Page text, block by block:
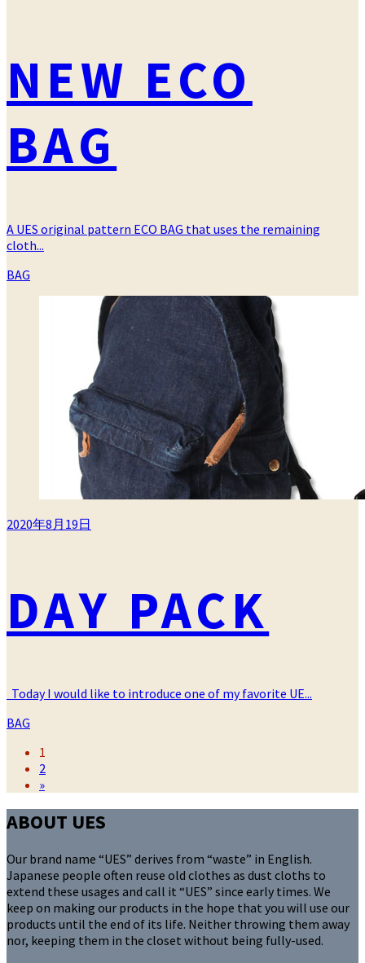
NEW ECO
BAG
A UES original pattern ECO BAG that uses the remaining
cloth...
カ
BAG
2020年8月19日
DAY PACK
Today I would like to introduce one of my favorite UE...
カ
ー
BAG
の
ペ
ー
ジ
送
り
1
2
»
ABOUT UES
Our brand name “UES” derives from “waste” in English.
Japanese people often reuse old clothes as dust cloths to
extend these usages and call it “UES” since early times. We
keep on making our products in the hope that you will use our
products until the end of its life. Neither throwing them away
nor, keeping them in the closet without being fully-used.